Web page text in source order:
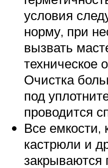
условия
норму, при
вызвать
техническое
Очистка
под
проводится
Все емкости,
кастрюли и
закрываются